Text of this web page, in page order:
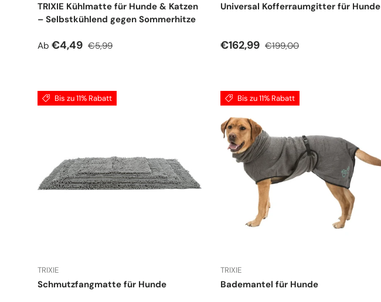
TRIXIE Kühlmatte für Hunde & Katzen
– Selbstkühlend gegen Sommerhitze
Verkaufspreis
Ab €4,49 Normaler Preis
€5,99
Universal Kofferraumgitter für Hunde
Verkaufspreis
€162,99 Normaler Preis
€199,00
Bis zu 11% Rabatt
TRIXIE
Schmutzfangmatte für Hunde
Bis zu 11% Rabatt
TRIXIE
Bademantel für Hunde